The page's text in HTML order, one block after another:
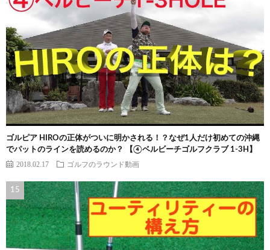
ゴルピア HIROの正体がついに明かされる！？なぜ1人だけ初めての沖縄
でパットのラインを読めるのか？ 【④ベルビーチゴルフクラブ 1-3H】
2018.02.17 ゴルフのラウンド動画